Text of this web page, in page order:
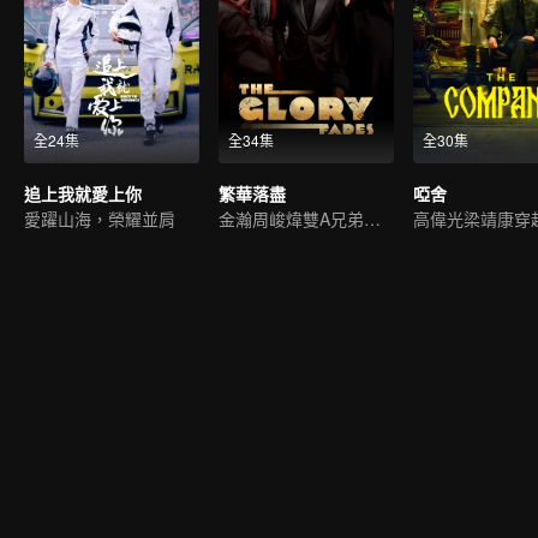
全24集
追上我就愛上你
愛躍山海，榮耀並肩
全34集
繁華落盡
金瀚周峻煒雙A兄弟闖江湖
全30集
啞舍
高偉光梁靖康穿